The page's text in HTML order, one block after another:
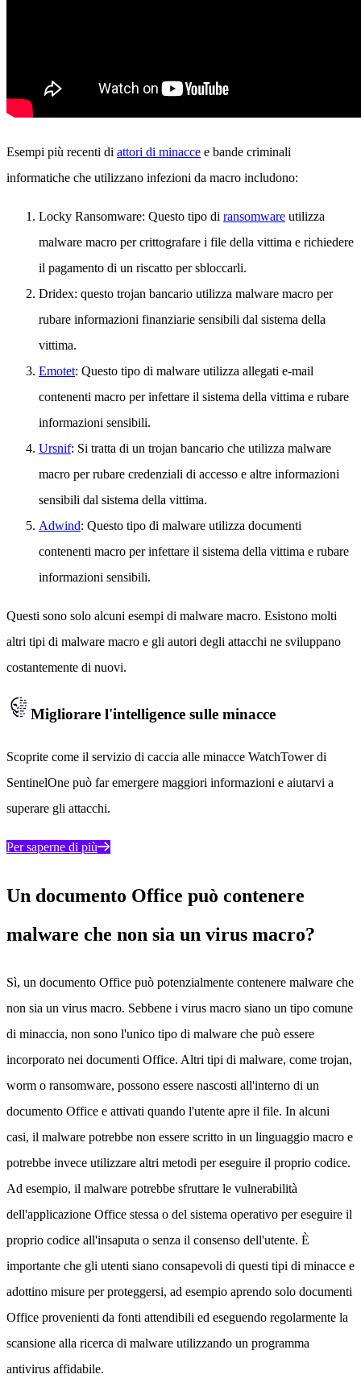
Esempi più recenti di attori di minacce e bande criminali
informatiche che utilizzano infezioni da macro includono:
Locky Ransomware: Questo tipo di ransomware utilizza
malware macro per crittografare i file della vittima e richiedere
il pagamento di un riscatto per sbloccarli.
Dridex: questo trojan bancario utilizza malware macro per
rubare informazioni finanziarie sensibili dal sistema della
vittima.
Emotet: Questo tipo di malware utilizza allegati e-mail
contenenti macro per infettare il sistema della vittima e rubare
informazioni sensibili.
Ursnif: Si tratta di un trojan bancario che utilizza malware
macro per rubare credenziali di accesso e altre informazioni
sensibili dal sistema della vittima.
Adwind: Questo tipo di malware utilizza documenti
contenenti macro per infettare il sistema della vittima e rubare
informazioni sensibili.
Questi sono solo alcuni esempi di malware macro. Esistono molti
altri tipi di malware macro e gli autori degli attacchi ne sviluppano
costantemente di nuovi.
Migliorare l'intelligence sulle minacce
Scoprite come il servizio di caccia alle minacce WatchTower di
SentinelOne può far emergere maggiori informazioni e aiutarvi a
superare gli attacchi.
Per saperne di più
Un documento Office può contenere
malware che non sia un virus macro?
Sì, un documento Office può potenzialmente contenere malware che
non sia un virus macro. Sebbene i virus macro siano un tipo comune
di minaccia, non sono l'unico tipo di malware che può essere
incorporato nei documenti Office. Altri tipi di malware, come trojan,
worm o ransomware, possono essere nascosti all'interno di un
documento Office e attivati quando l'utente apre il file. In alcuni
casi, il malware potrebbe non essere scritto in un linguaggio macro e
potrebbe invece utilizzare altri metodi per eseguire il proprio codice.
Ad esempio, il malware potrebbe sfruttare le vulnerabilità
dell'applicazione Office stessa o del sistema operativo per eseguire il
proprio codice all'insaputa o senza il consenso dell'utente. È
importante che gli utenti siano consapevoli di questi tipi di minacce e
adottino misure per proteggersi, ad esempio aprendo solo documenti
Office provenienti da fonti attendibili ed eseguendo regolarmente la
scansione alla ricerca di malware utilizzando un programma
antivirus affidabile.